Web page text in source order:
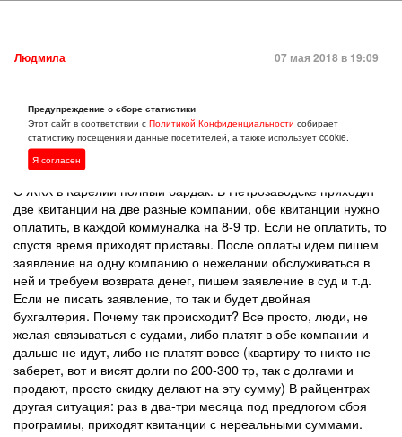
Людмила 07 мая 2018 в 19:09
коммуналки? Если жить втроём в 2-хкомнатной
квартире,то платёж будет от 16,5 до 18 тыс.руб в
месяц? Правильно?
С ЖКХ в Карелии полный бардак. В Петрозаводске приходит
две квитанции на две разные компании, обе квитанции нужно
оплатить, в каждой коммуналка на 8-9 тр. Если не оплатить, то
спустя время приходят приставы. После оплаты идем пишем
заявление на одну компанию о нежелании обслуживаться в
ней и требуем возврата денег, пишем заявление в суд и т.д.
Если не писать заявление, то так и будет двойная
бухгалтерия. Почему так происходит? Все просто, люди, не
желая связываться с судами, либо платят в обе компании и
дальше не идут, либо не платят вовсе (квартиру-то никто не
заберет, вот и висят долги по 200-300 тр, так с долгами и
продают, просто скидку делают на эту сумму) В райцентрах
другая ситуация: раз в два-три месяца под предлогом сбоя
программы, приходят квитанции с нереальными суммами.
Предупреждение о сборе статистики
Этот сайт в соответствии сПолитикой Конфиденциальности собирает
статистику посещения и данные посетителей, а также использует cookie.
Я согласен